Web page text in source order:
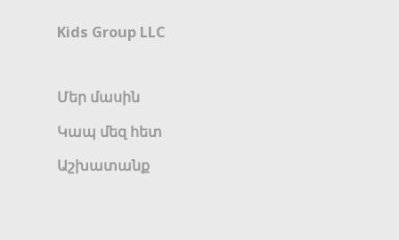
Kids Group LLC
Մեր մասին
Կապ մեզ հետ
Աշխատանք